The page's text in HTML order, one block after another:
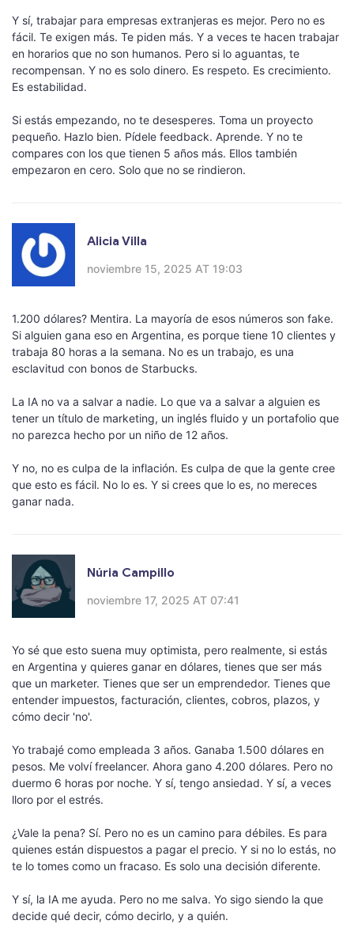
Y sí, trabajar para empresas extranjeras es mejor. Pero no es
fácil. Te exigen más. Te piden más. Y a veces te hacen trabajar
en horarios que no son humanos. Pero si lo aguantas, te
recompensan. Y no es solo dinero. Es respeto. Es crecimiento.
Es estabilidad.
Si estás empezando, no te desesperes. Toma un proyecto
pequeño. Hazlo bien. Pídele feedback. Aprende. Y no te
compares con los que tienen 5 años más. Ellos también
empezaron en cero. Solo que no se rindieron.
Alicia Villa
noviembre 15, 2025 AT 19:03
1.200 dólares? Mentira. La mayoría de esos números son fake.
Si alguien gana eso en Argentina, es porque tiene 10 clientes y
trabaja 80 horas a la semana. No es un trabajo, es una
esclavitud con bonos de Starbucks.
La IA no va a salvar a nadie. Lo que va a salvar a alguien es
tener un título de marketing, un inglés fluido y un portafolio que
no parezca hecho por un niño de 12 años.
Y no, no es culpa de la inflación. Es culpa de que la gente cree
que esto es fácil. No lo es. Y si crees que lo es, no mereces
ganar nada.
Núria Campillo
noviembre 17, 2025 AT 07:41
Yo sé que esto suena muy optimista, pero realmente, si estás
en Argentina y quieres ganar en dólares, tienes que ser más
que un marketer. Tienes que ser un emprendedor. Tienes que
entender impuestos, facturación, clientes, cobros, plazos, y
cómo decir 'no'.
Yo trabajé como empleada 3 años. Ganaba 1.500 dólares en
pesos. Me volví freelancer. Ahora gano 4.200 dólares. Pero no
duermo 6 horas por noche. Y sí, tengo ansiedad. Y sí, a veces
lloro por el estrés.
¿Vale la pena? Sí. Pero no es un camino para débiles. Es para
quienes están dispuestos a pagar el precio. Y si no lo estás, no
te lo tomes como un fracaso. Es solo una decisión diferente.
Y sí, la IA me ayuda. Pero no me salva. Yo sigo siendo la que
decide qué decir, cómo decirlo, y a quién.